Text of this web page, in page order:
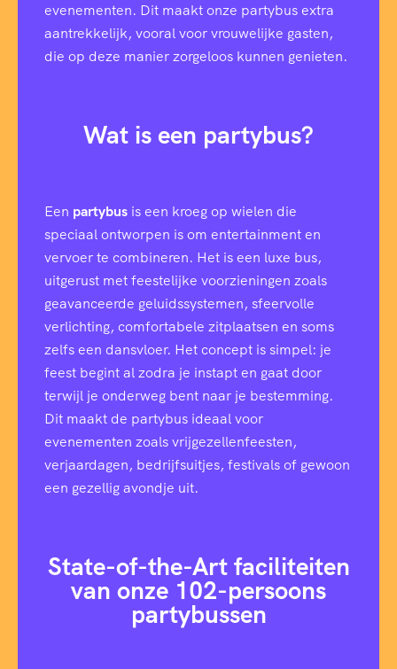
evenementen. Dit maakt onze partybus extra
aantrekkelijk, vooral voor vrouwelijke gasten,
die op deze manier zorgeloos kunnen genieten.
Wat is een partybus?
Een partybus is een kroeg op wielen die
speciaal ontworpen is om entertainment en
vervoer te combineren. Het is een luxe bus,
uitgerust met feestelijke voorzieningen zoals
geavanceerde geluidssystemen, sfeervolle
verlichting, comfortabele zitplaatsen en soms
zelfs een dansvloer. Het concept is simpel: je
feest begint al zodra je instapt en gaat door
terwijl je onderweg bent naar je bestemming.
Dit maakt de partybus ideaal voor
evenementen zoals vrijgezellenfeesten,
verjaardagen, bedrijfsuitjes, festivals of gewoon
een gezellig avondje uit.
State-of-the-Art faciliteiten
van onze 102-persoons
partybussen